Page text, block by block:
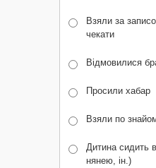
Взяли за
чекати
Відмовилися
Просили хабар
Взяли по
Дитина сидить
нянею, ін.)